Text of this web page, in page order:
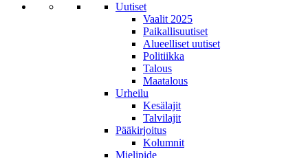
Uutiset
Vaalit 2025
Paikallisuutiset
Alueelliset uutiset
Politiikka
Talous
Maatalous
Urheilu
Kesälajit
Talvilajit
Pääkirjoitus
Kolumnit
Mielipide